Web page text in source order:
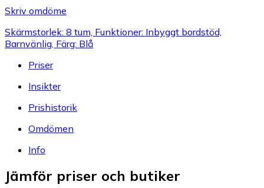
Skriv omdöme
Skärmstorlek: 8 tum, Funktioner: Inbyggt bordstöd,
Barnvänlig, Färg: Blå
Priser
Insikter
Prishistorik
Omdömen
Info
Jämför priser och butiker